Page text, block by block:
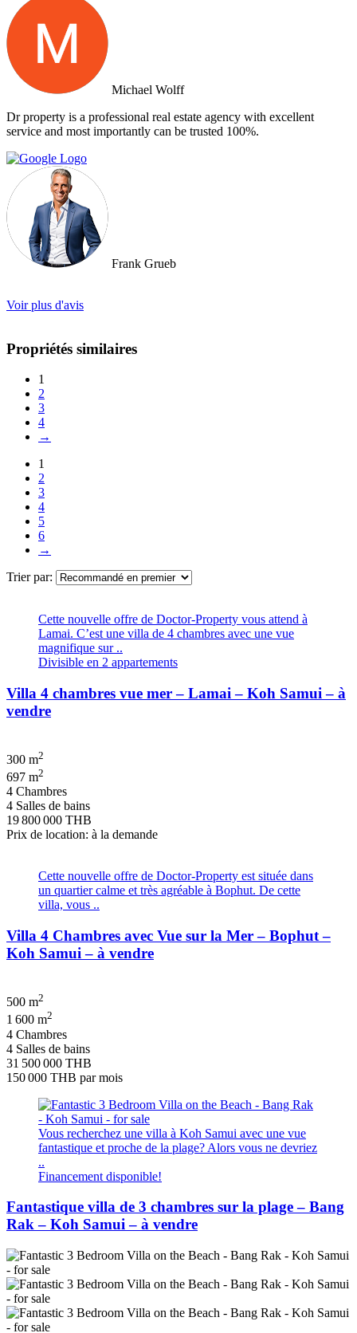
Michael Wolff
Dr property is a professional real estate agency with excellent
service and most importantly can be trusted 100%.
Frank Grueb
Voir plus d'avis
Propriétés similaires
1
2
3
4
→
1
2
3
4
5
6
→
Trier par:
Cette nouvelle offre de Doctor-Property vous attend à
Lamai. C’est une villa de 4 chambres avec une vue
magnifique sur ..
Divisible en 2 appartements
Villa 4 chambres vue mer – Lamai – Koh Samui – à
vendre
300 m2
697 m2
4 Chambres
4 Salles de bains
19 800 000 THB
Prix de location: à la demande
Cette nouvelle offre de Doctor-Property est située dans
un quartier calme et très agréable à Bophut. De cette
villa, vous ..
Villa 4 Chambres avec Vue sur la Mer – Bophut –
Koh Samui – à vendre
500 m2
1 600 m2
4 Chambres
4 Salles de bains
31 500 000 THB
150 000 THB par mois
Vous recherchez une villa à Koh Samui avec une vue
fantastique et proche de la plage? Alors vous ne devriez
..
Financement disponible!
Fantastique villa de 3 chambres sur la plage – Bang
Rak – Koh Samui – à vendre